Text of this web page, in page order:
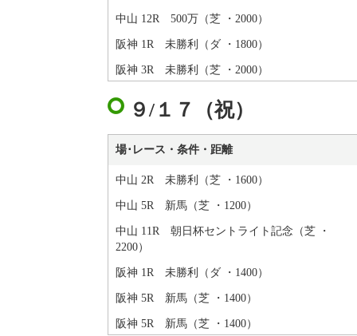
中山 12R 500万（芝 ・2000）
阪神 1R 未勝利（ダ ・1800）
阪神 3R 未勝利（芝 ・2000）
９/１７（祝）
場･レース・条件・距離
中山 2R 未勝利（芝 ・1600）
中山 5R 新馬（芝 ・1200）
中山 11R 朝日杯セントライト記念（芝 ・
2200）
阪神 1R 未勝利（ダ ・1400）
阪神 5R 新馬（芝 ・1400）
阪神 5R 新馬（芝 ・1400）